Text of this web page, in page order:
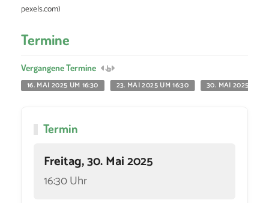
pexels.com)
Termine
Vergangene Termine
16. MAI 2025 UM 16:30
23. MAI 2025 UM 16:30 30. MAI 2025 UM
Termin
Freitag, 30. Mai 2025
16:30 Uhr